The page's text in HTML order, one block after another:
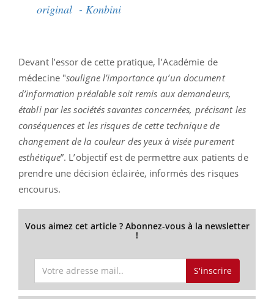
original - Konbini
Devant l’essor de cette pratique, l’Académie de
médecine "souligne l’importance qu’un document
d’information préalable soit remis aux demandeurs,
établi par les sociétés savantes concernées, précisant les
conséquences et les risques de cette technique de
changement de la couleur des yeux à visée purement
esthétique”. L’objectif est de permettre aux patients de
prendre une décision éclairée, informés des risques
encourus.
Vous aimez cet article ? Abonnez-vous à la newsletter
!
S'inscrire